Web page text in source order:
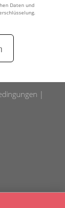
Daten und